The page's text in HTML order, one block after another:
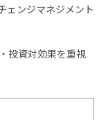
ェンジマネジメント
投資対効果を重視